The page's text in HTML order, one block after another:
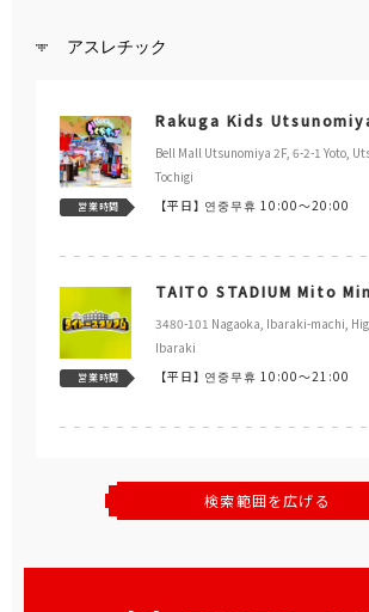
アスレチック
Rakuga Kids
Bell Mall Utsunomiya 2F, 6-2-1 Yoto,
Tochigi
営業時間 【平日】 연중무휴 10:00～20:00
TAITO STADIUM Mito
3480-101 Nagaoka, Ibaraki-machi,
Ibaraki
営業時間 【平日】 연중무휴 10:00～21:00
検索範囲を広げる